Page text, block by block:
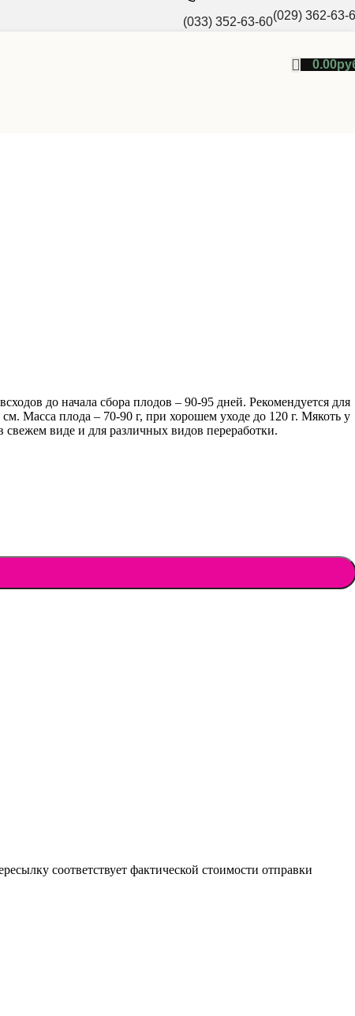
(033) 352-63-60(029) 362-63-
0.00
до начала сбора плодов – 90-95 дней. Рекомендуется для
Масса плода – 70-90 г, при хорошем уходе до 120 г. Мякоть у
свежем виде и для различных видов переработки.
соответствует фактической стоимости отправки